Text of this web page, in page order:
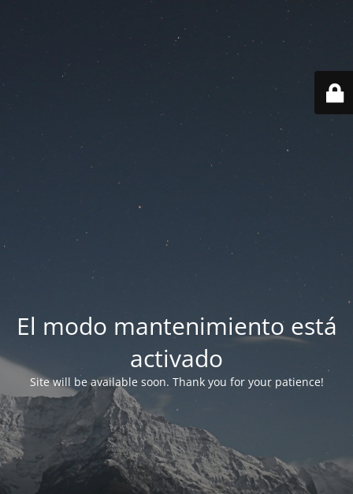
El modo mantenimiento está
activado
Site will be available soon. Thank you for your patience!